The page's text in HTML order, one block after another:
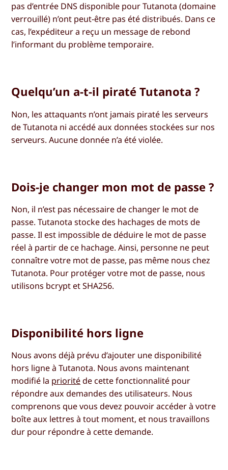
pas d’entrée DNS disponible pour Tutanota (domaine
verrouillé) n’ont peut-être pas été distribués. Dans ce
cas, l’expéditeur a reçu un message de rebond
l’informant du problème temporaire.
Quelqu’un a-t-il piraté Tutanota ?
Non, les attaquants n’ont jamais piraté les serveurs
de Tutanota ni accédé aux données stockées sur nos
serveurs. Aucune donnée n’a été violée.
Dois-je changer mon mot de passe ?
Non, il n’est pas nécessaire de changer le mot de
passe. Tutanota stocke des hachages de mots de
passe. Il est impossible de déduire le mot de passe
réel à partir de ce hachage. Ainsi, personne ne peut
connaître votre mot de passe, pas même nous chez
Tutanota. Pour protéger votre mot de passe, nous
utilisons bcrypt et SHA256.
Disponibilité hors ligne
Nous avons déjà prévu d’ajouter une disponibilité
hors ligne à Tutanota. Nous avons maintenant
modifié la prioritéde cette fonctionnalité pour
répondre aux demandes des utilisateurs. Nous
comprenons que vous devez pouvoir accéder à votre
boîte aux lettres à tout moment, et nous travaillons
dur pour répondre à cette demande.